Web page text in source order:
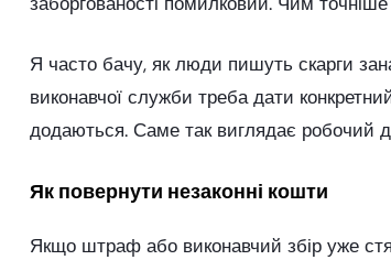
Я часто бачу, як люди пишуть скарги
виконавчої служби треба дати
додаються. Саме так виглядає робочий
Як повернути незаконні кошти
Якщо штраф або виконавчий збір уже